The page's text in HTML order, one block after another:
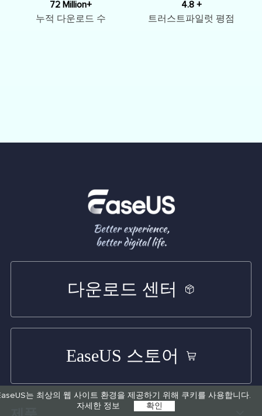
는 최상의 웹 사이트 환경을 제공하기 위해 쿠키를 사용합니다.
자세한 정보
확인
72 Million+
누적 다운로드 수
4.8 +
트러스트파일럿 평점
다운로드 센터
EaseUS 스토어